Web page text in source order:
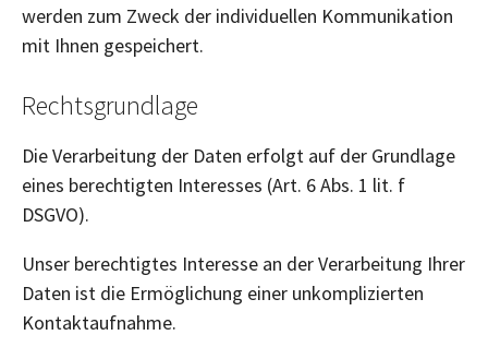
werden zum Zweck der individuellen Kommunikation
mit Ihnen gespeichert.
Rechtsgrundlage
Die Verarbeitung der Daten erfolgt auf der Grundlage
eines berechtigten Interesses (Art. 6 Abs. 1 lit. f
DSGVO).
Unser berechtigtes Interesse an der Verarbeitung Ihrer
Daten ist die Ermöglichung einer unkomplizierten
Kontaktaufnahme.